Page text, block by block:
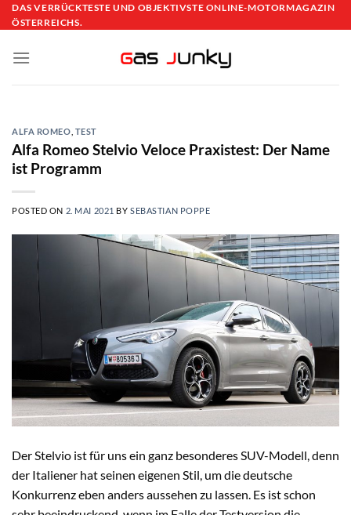
Skip
to
DAS VERRÜCKTESTE UND OBJEKTIVSTE ONLINE-MOTORMAGAZIN
ÖSTERREICHS.
ALFA ROMEO TEST
Alfa Romeo Stelvio Veloce Praxistest: Der Name
ist Programm
POSTED ON 2. MAI 2021 BYSEBASTIAN POPPE
Der Stelvio ist für uns ein ganz besonderes SUV-Modell, denn
der Italiener hat seinen eigenen Stil, um die deutsche
Konkurrenz eben anders aussehen zu lassen. Es ist schon